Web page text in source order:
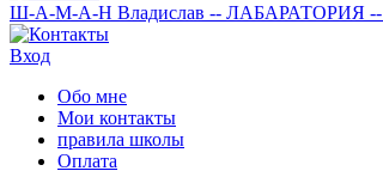
Ш-А-М-А-Н Владислав -- ЛАБАРАТОРИЯ --
Вход
Обо мне
Мои контакты
правила школы
Оплата